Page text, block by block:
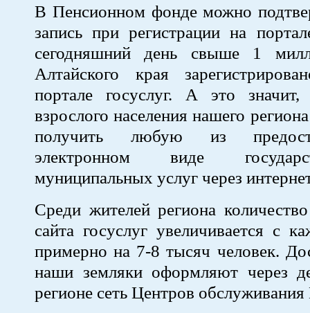
В Пенсионном фонде можно
запись при регистрации на
сегодняшний день свыше 1
Алтайского края
портале госуслуг. А это
взрослого населения нашего
получить любую из
электронном виде
муниципальных услуг через
Среди жителей региона количество
сайта госуслуг увеличивается с
примерно на 7-8 тысяч человек.
наши земляки оформляют через
регионе сеть Центров